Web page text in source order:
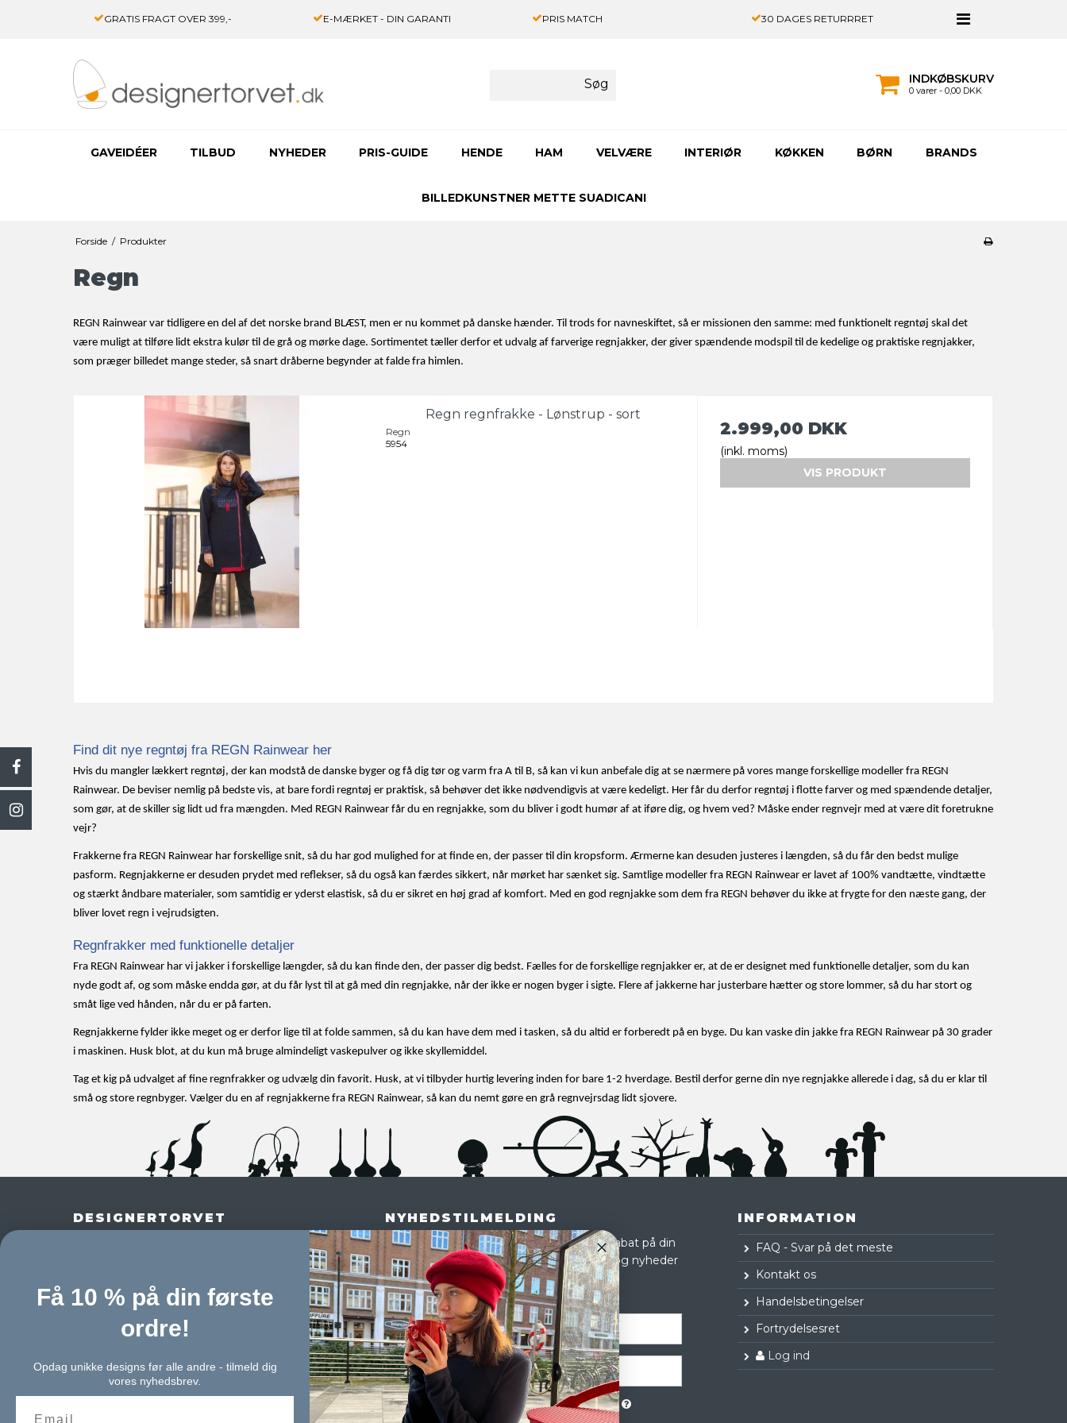
GRATIS FRAGT OVER 399,- E-MÆRKET - DIN GARANTI PRIS MATCH 30 DAGES RETURRRET
Søg INDKØBSKURV
0 varer - 0,00 DKK
GAVEIDÉER TILBUD NYHEDER PRIS-GUIDE HENDE HAM VELVÆRE INTERIØR KØKKEN BØRN BRANDS
BILLEDKUNSTNER METTE SUADICANI
Forside / Produkter
Regn
REGN Rainwear var tidligere en del af det norske brand BLÆST, men er nu kommet på danske hænder. Til trods for navneskiftet, så er missionen den samme: med funktionelt regntøj skal det
være muligt at tilføre lidt ekstra kulør til de grå og mørke dage. Sortimentet tæller derfor et udvalg af farverige regnjakker, der giver spændende modspil til de kedelige og praktiske regnjakker,
som præger billedet mange steder, så snart dråberne begynder at falde fra himlen.
Regn regnfrakke - Lønstrup - sort
Regn
5954
2.999,00 DKK
(inkl. moms)
VIS PRODUKT
Find dit nye regntøj fra REGN Rainwear her
Hvis du mangler lækkert regntøj, der kan modstå de danske byger og få dig tør og varm fra A til B, så kan vi kun anbefale dig at se nærmere på vores mange forskellige modeller fra REGN
Rainwear. De beviser nemlig på bedste vis, at bare fordi regntøj er praktisk, så behøver det ikke nødvendigvis at være kedeligt. Her får du derfor regntøj i flotte farver og med spændende detaljer,
som gør, at de skiller sig lidt ud fra mængden. Med REGN Rainwear får du en regnjakke, som du bliver i godt humør af at iføre dig, og hvem ved? Måske ender regnvejr med at være dit foretrukne
vejr?
Frakkerne fra REGN Rainwear har forskellige snit, så du har god mulighed for at finde en, der passer til din kropsform. Ærmerne kan desuden justeres i længden, så du får den bedst mulige
pasform. Regnjakkerne er desuden prydet med reflekser, så du også kan færdes sikkert, når mørket har sænket sig. Samtlige modeller fra REGN Rainwear er lavet af 100% vandtætte, vindtætte
og stærkt åndbare materialer, som samtidig er yderst elastisk, så du er sikret en høj grad af komfort. Med en god regnjakke som dem fra REGN behøver du ikke at frygte for den næste gang, der
bliver lovet regn i vejrudsigten.
Regnfrakker med funktionelle detaljer
Fra REGN Rainwear har vi jakker i forskellige længder, så du kan finde den, der passer dig bedst. Fælles for de forskellige regnjakker er, at de er designet med funktionelle detaljer, som du kan
nyde godt af, og som måske endda gør, at du får lyst til at gå med din regnjakke, når der ikke er nogen byger i sigte. Flere af jakkerne har justerbare hætter og store lommer, så du har stort og
småt lige ved hånden, når du er på farten.
Regnjakkerne fylder ikke meget og er derfor lige til at folde sammen, så du kan have dem med i tasken, så du altid er forberedt på en byge. Du kan vaske din jakke fra REGN Rainwear på 30 grader
i maskinen. Husk blot, at du kun må bruge almindeligt vaskepulver og ikke skyllemiddel.
Tag et kig på udvalget af fine regnfrakker og udvælg din favorit. Husk, at vi tilbyder hurtig levering inden for bare 1-2 hverdage. Bestil derfor gerne din nye regnjakke allerede i dag, så du er klar til
små og store regnbyger. Vælger du en af regnjakkerne fra REGN Rainwear, så kan du nemt gøre en grå regnvejrsdag lidt sjovere.
DESIGNERTORVET
CVR-nummer:45337553
MGH Design ApS
NYHEDSTILMELDING
Tilmeld dig vores nyhedsbrev og få 10 % rabat på din
første ordre og modtag eksklusive tilbud og nyheder
i shoppen. Du kan altid afmelde dig igen.
Jeg vil gerne tilmeldes nyhedsbrevet
INFORMATION
FAQ - Svar på det meste
Kontakt os
Handelsbetingelser
Fortrydelsesret
Log ind
Få 10 % på din første
ordre!
Opdag unikke designs før alle andre - tilmeld dig
vores nyhedsbrev.